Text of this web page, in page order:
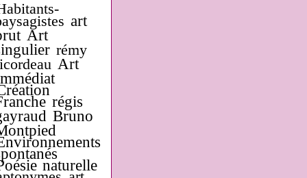
art
Art
rémy
Art
régis
Bruno
naturelle